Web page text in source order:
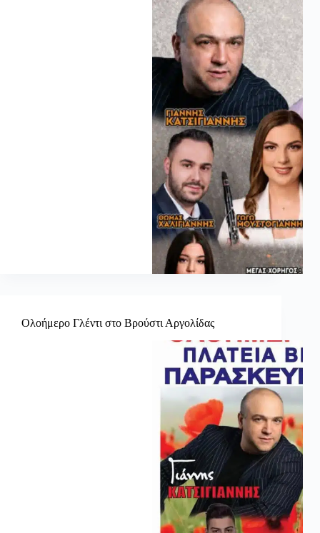
Ολοήμερο Γλέντι στο Βρούστι Αργολίδας